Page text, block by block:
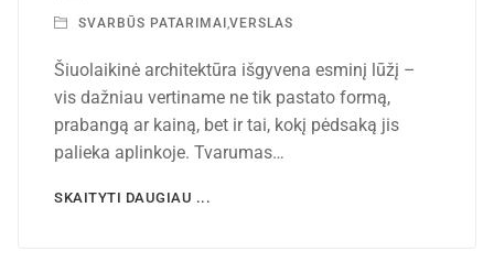
SVARBŪS PATARIMAI VERSLAS
Šiuolaikinė architektūra išgyvena esminį lūžį –
vis dažniau vertiname ne tik pastato formą,
prabangą ar kainą, bet ir tai, kokį pėdsaką jis
palieka aplinkoje. Tvarumas…
SKAITYTI DAUGIAU ...